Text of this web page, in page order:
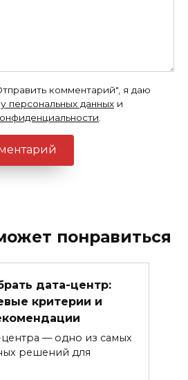
комментарий", я даю
персональных данных и
понравиться
дата-центр:
критерии и
— одно из самых
решений для